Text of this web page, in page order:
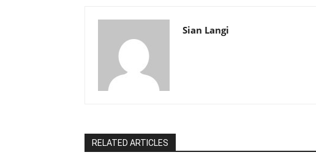
Sian Langi
RELATED ARTICLES